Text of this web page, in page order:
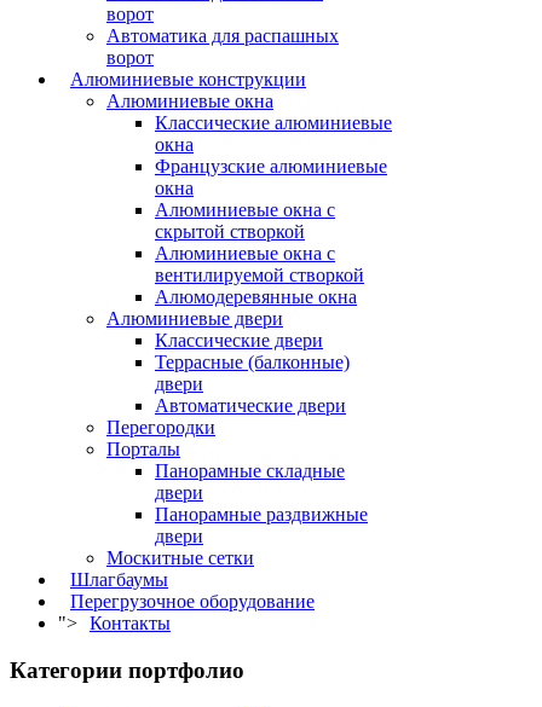
ворот
Автоматика для распашных
ворот
Алюминиевые конструкции
Алюминиевые окна
Классические алюминиевые
окна
Французские алюминиевые
окна
Алюминиевые окна с
скрытой створкой
Алюминиевые окна с
вентилируемой створкой
Алюмодеревянные окна
Алюминиевые двери
Классические двери
Террасные (балконные)
двери
Автоматические двери
Перегородки
Порталы
Панорамные складные
двери
Панорамные раздвижные
двери
Москитные сетки
Шлагбаумы
Перегрузочное оборудование
"> Контакты
Категории портфолио